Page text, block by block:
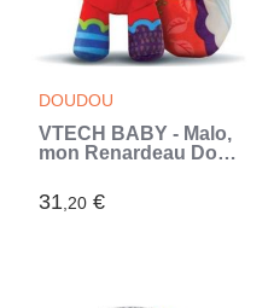
DOUDOU
VTECH BABY - Malo,
mon Renardeau Dodo
31,20 €